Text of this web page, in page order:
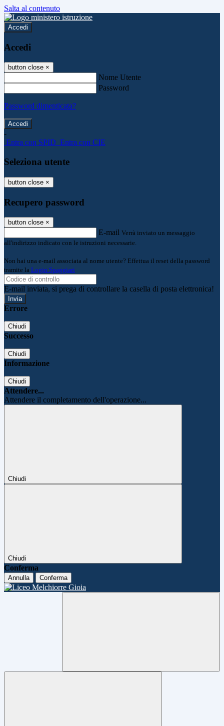
Salta al contenuto
Accedi
Accedi
button close ×
Nome Utente
Password
Password dimenticata?
-
Entra con SPID Entra con CIE
Seleziona utente
button close ×
Recupero password
button close ×
E-mail Verrà inviato un messaggio
all'indirizzo indicato con le istruzioni necessarie.
Non hai una e-mail associata al nome utente? Effettua il reset della password
tramite la Login Spaggiari
E-mail inviata, si prega di controllare la casella di posta elettronica!
Errore
Chiudi
Successo
Chiudi
Informazione
Chiudi
Attendere...
Attendere il completamento dell'operazione...
Chiudi
Chiudi
Conferma
Annulla Conferma